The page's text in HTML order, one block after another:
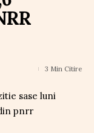
3 Min Citire